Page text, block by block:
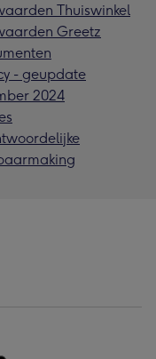
Thuiswinkel
Greetz
- geupdate
2024